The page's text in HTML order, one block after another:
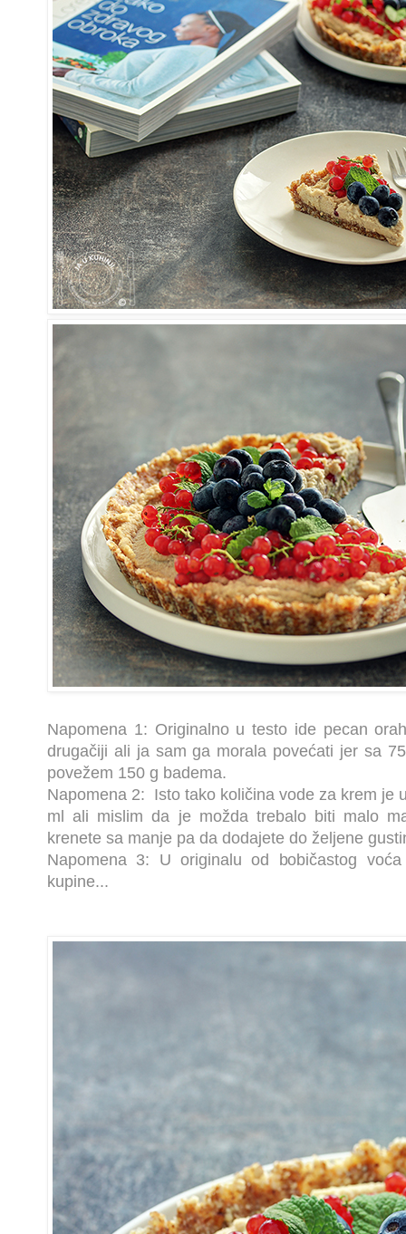
Napomena 1: Originalno u testo ide pecan
drugačiji ali ja sam ga morala povećati jer sa
povežem 150 g badema.
Napomena 2: Isto tako količina vode za krem je
ml ali mislim da je možda trebalo biti malo
krenete sa manje pa da dodajete do željene
Napomena 3: U originalu od bobičastog
kupine...